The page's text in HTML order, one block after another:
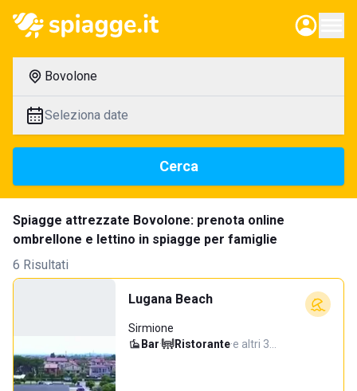
Bovolone
Seleziona date
Cerca
Spiagge attrezzate Bovolone: prenota online
ombrellone e lettino in spiagge per famiglie
6 Risultati
Lugana Beach
Sirmione
Bar· Ristorante·e altri 3…